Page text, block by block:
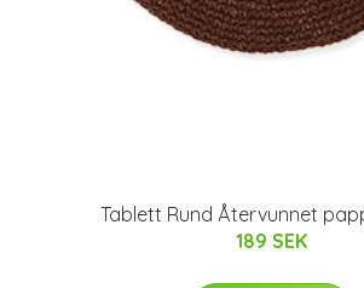
Tablett Rund Återvunnet
189 SEK